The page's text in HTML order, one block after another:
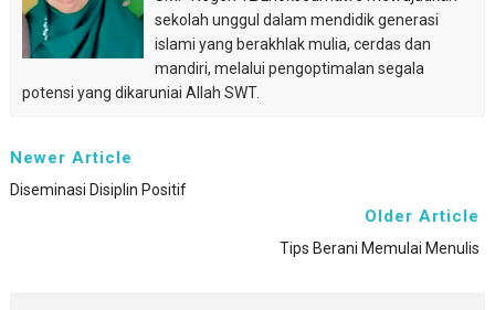
sekolah unggul dalam mendidik generasi
islami yang berakhlak mulia, cerdas dan
mandiri, melalui pengoptimalan segala
potensi yang dikaruniai Allah SWT.
Newer Article
Diseminasi Disiplin Positif
Older Article
Tips Berani Memulai Menulis